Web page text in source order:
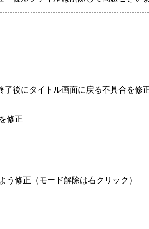
了後にタイトル画面に戻る不具合を修
修正
う修正（モード解除は右クリック）